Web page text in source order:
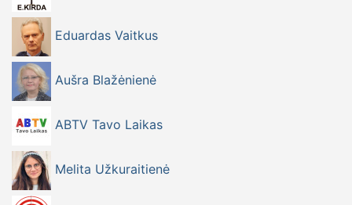
Eduardas Vaitkus
Aušra Blažėnienė
ABTV Tavo Laikas
Melita Užkuraitienė